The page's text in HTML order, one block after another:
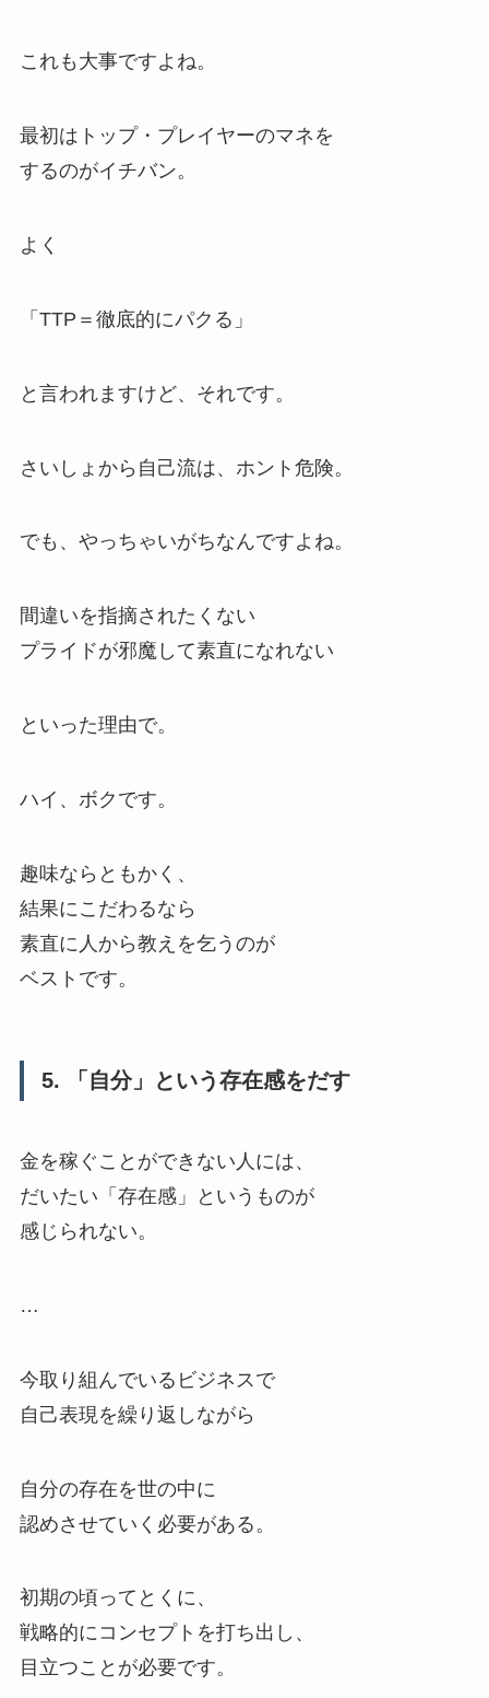
これも大事ですよね。
最初はトップ・プレイヤーのマネを
するのがイチバン。
よく
「TTP＝徹底的にパクる」
と言われますけど、それです。
さいしょから自己流は、ホント危険。
でも、やっちゃいがちなんですよね。
間違いを指摘されたくない
プライドが邪魔して素直になれない
といった理由で。
ハイ、ボクです。
趣味ならともかく、
結果にこだわるなら
素直に人から教えを乞うのが
ベストです。
5. 「自分」という存在感をだす
金を稼ぐことができない人には、
だいたい「存在感」というものが
感じられない。
…
今取り組んでいるビジネスで
自己表現を繰り返しながら
自分の存在を世の中に
認めさせていく必要がある。
初期の頃ってとくに、
戦略的にコンセプトを打ち出し、
目立つことが必要です。